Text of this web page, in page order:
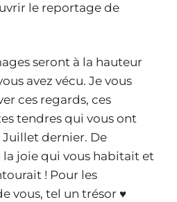
le reportage de
seront à la hauteur
avez vécu. Je vous
ces regards, ces
tendres qui vous ont
dernier. De
la joie qui vous habitait et
! Pour les
vous, tel un trésor ♥